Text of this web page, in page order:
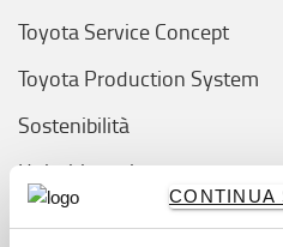
CONTINUA
Toyota Service Concept
Toyota Production System
Sostenibilità
Unisciti a noi
Trova il concessionario più